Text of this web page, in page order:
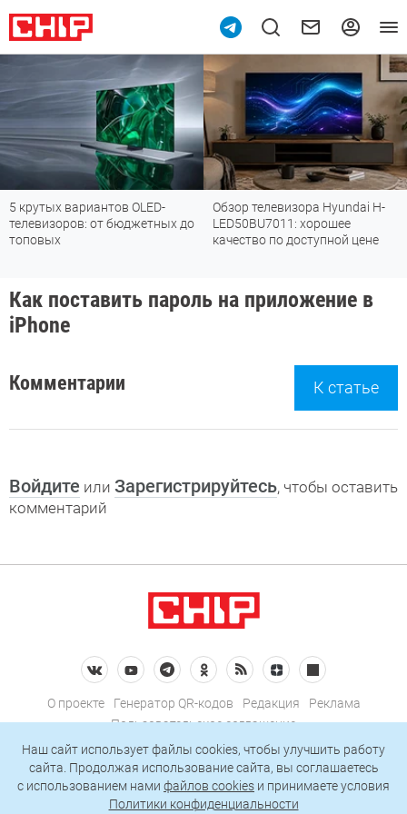
вариантов OLED-
от бюджетных до
Обзор телевизора Hyundai H-
LED50BU7011: хорошее
качество по доступной цене
Как поставить пароль на приложение в
iPhone
Комментарии К статье
Войдите или Зарегистрируйтесь, чтобы оставить
комментарий
О проекте Генератор QR-кодов Редакция
Реклама
Пользовательское соглашение
Политика конфиденциальности
Подписаться на рассылку
Наш сайт использует файлы cookies, чтобы улучшить работу
сайта. Продолжая использование сайта, вы соглашаетесь
c использованием нами файлов cookies и принимаете условия
Политики конфиденциальности